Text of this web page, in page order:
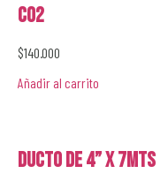
CO2
$140.000
Añadir al carrito
Ducto de 4” x 7mts